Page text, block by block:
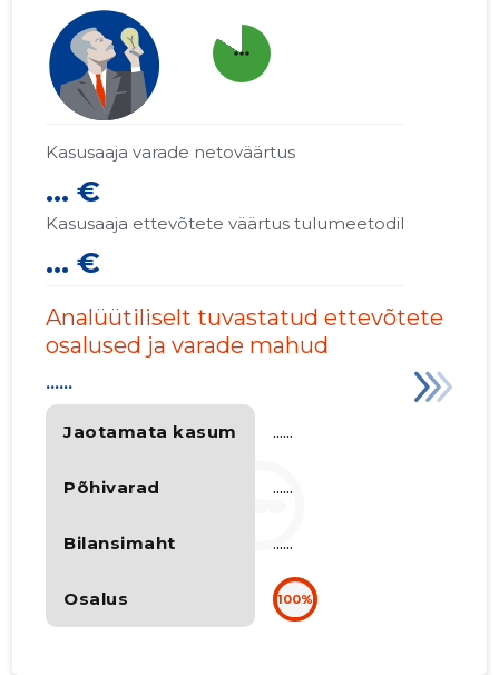
more_horiz
Kasusaaja varade netoväärtus
... €
Kasusaaja ettevõtete väärtus tulumeetodil
... €
Analüütiliselt tuvastatud ettevõtete
osalused ja varade mahud
Jaotamata kasum
Põhivarad
Bilansimaht
Osalus
......
......
......
......
100%